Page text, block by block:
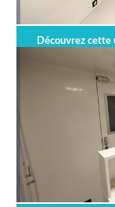
Découvrez